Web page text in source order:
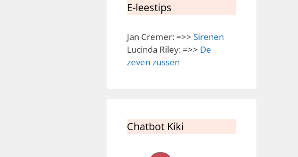
E-leestips
Jan Cremer: =>> Sirenen
Lucinda Riley: =>> De
zeven zussen
Chatbot Kiki